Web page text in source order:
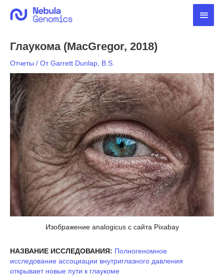
содержимому
Глаукома (MacGregor, 2018)
Отчеты / ОтGarrett Dunlap, B.S.
Изображение analogicus с сайта Pixabay
НАЗВАНИЕ ИССЛЕДОВАНИЯ: Полногеномное
исследование ассоциации внутриглазного давления
открывает новые пути к глаукоме